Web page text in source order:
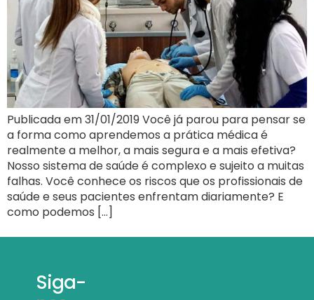
Publicada em 31/01/2019 Você já parou para pensar se
a forma como aprendemos a prática médica é
realmente a melhor, a mais segura e a mais efetiva?
Nosso sistema de saúde é complexo e sujeito a muitas
falhas. Você conhece os riscos que os profissionais de
saúde e seus pacientes enfrentam diariamente? E
como podemos […]
Siga-